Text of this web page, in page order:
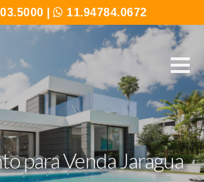
11.94784.0672
para Venda Jaragua